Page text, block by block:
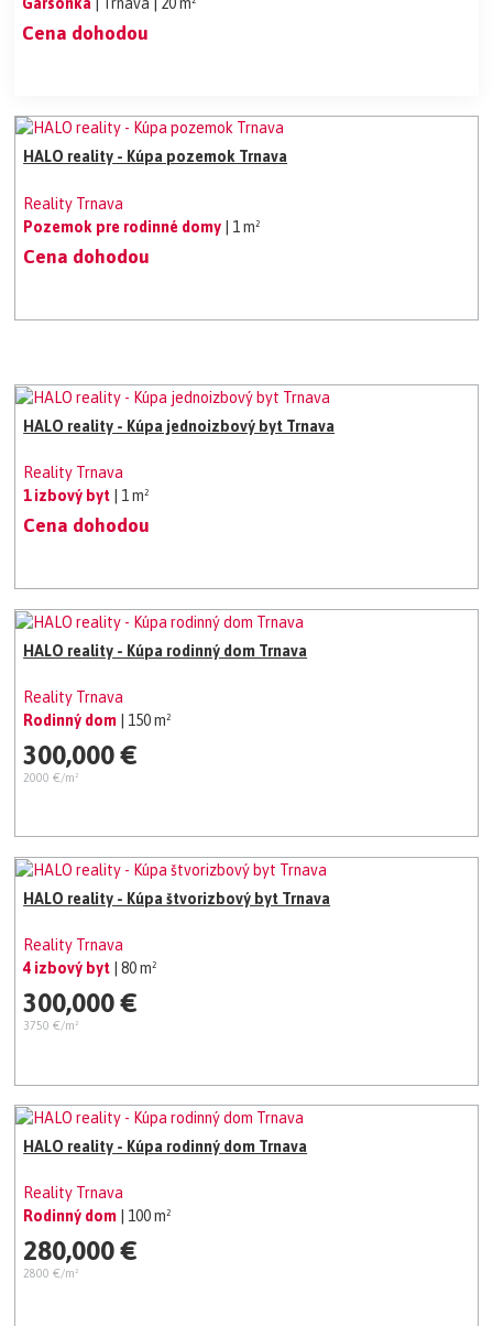
Cena dohodou
HALO reality - Kúpa pozemok Trnava
Reality Trnava
Pozemok pre rodinné domy
| 1 m²
Cena dohodou
HALO reality - Kúpa jednoizbový byt Trnava
Reality Trnava
1 izbový byt
| 1 m²
Cena dohodou
HALO reality - Kúpa rodinný dom Trnava
Reality Trnava
Rodinný dom
| 150 m²
300,000 €
2000 €/m²
HALO reality - Kúpa štvorizbový byt Trnava
Reality Trnava
4 izbový byt
| 80 m²
300,000 €
3750 €/m²
HALO reality - Kúpa rodinný dom Trnava
Reality Trnava
Rodinný dom
| 100 m²
280,000 €
2800 €/m²